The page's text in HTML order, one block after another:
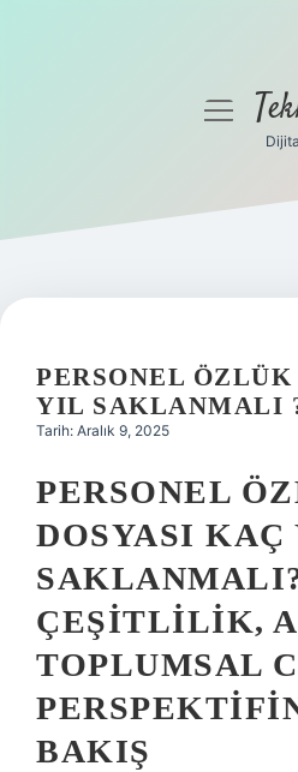
Gizlilik Politikası
Yasal Uyarı
menüyü
PERSONEL
YIL SAKLANMALI
Tarih: Aralık 9, 2025
PERSONEL
DOSYASI
ÇEŞITLILIK,
TOPLUMSAL
BAKIŞ